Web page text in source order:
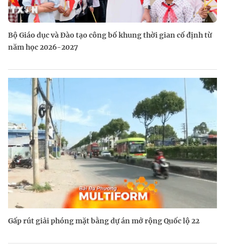
Bộ Giáo dục và Đào tạo công bố khung thời gian cố định từ
năm học 2026-2027
Gấp rút giải phóng mặt bằng dự án mở rộng Quốc lộ 22